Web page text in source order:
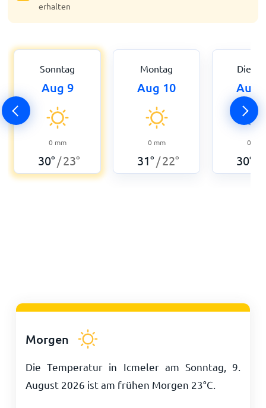
erhalten
Sonntag
Aug 9
0 mm
30° /23°
Montag
Aug 10
0 mm
31° /22°
Aug
0
30°
Morgen
Die Temperatur in Icmeler am Sonntag, 9.
August 2026 ist am frühen Morgen 23°C